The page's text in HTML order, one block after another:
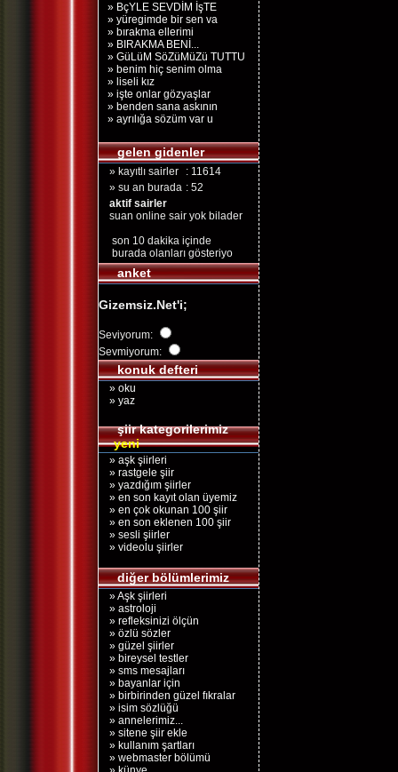
» BçYLE SEVDİM İşTE
» yüregimde bir sen va
» bırakma ellerimi
» BIRAKMA BENİ...
» GüLüM SöZüMüZü TUTTU
» benim hiç senim olma
» liseli kız
» işte onlar gözyaşlar
» benden sana askının
» ayrılığa sözüm var u
gelen gidenler
» kayıtlı sairler
: 11614
» su an burada : 52
aktif sairler
suan online sair yok bilader
son 10 dakika içinde
burada olanları gösteriyo
anket
Gizemsiz.Net'i;
Seviyorum:
Sevmiyorum:
konuk defteri
» oku
» yaz
şiir kategorilerimiz
yeni
» aşk şiirleri
» rastgele şiir
» yazdığım şiirler
» en son kayıt olan üyemiz
» en çok okunan 100 şiir
» en son eklenen 100 şiir
» sesli şiirler
» videolu şiirler
diğer bölümlerimiz
» Aşk şiirleri
» astroloji
» refleksinizi ölçün
» özlü sözler
» güzel şiirler
» bireysel testler
» sms mesajları
» bayanlar için
» birbirinden güzel fıkralar
» isim sözlüğü
» annelerimiz...
» sitene şiir ekle
» kullanım şartları
» webmaster bölümü